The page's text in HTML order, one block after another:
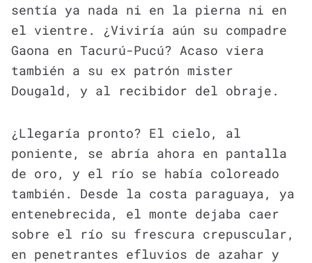
sentía ya nada ni en la pierna ni en
el vientre. ¿Viviría aún su compadre
Gaona en Tacurú-Pucú? Acaso viera
también a su ex patrón mister
Dougald, y al recibidor del obraje.
¿Llegaría pronto? El cielo, al
poniente, se abría ahora en pantalla
de oro, y el río se había coloreado
también. Desde la costa paraguaya, ya
entenebrecida, el monte dejaba caer
sobre el río su frescura crepuscular,
en penetrantes efluvios de azahar y